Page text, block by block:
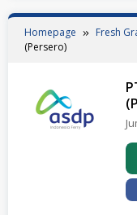
Homepage Fresh
(Persero)